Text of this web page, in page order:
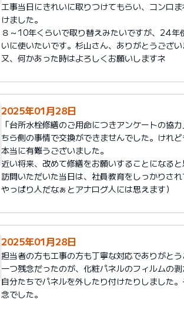
工事当日にきれいに取りつけてもらい、コンロ
けました。
８～10年くらいで取り替えみたいですが、24
いに使いたいです。杉山さん、ありがとうござい
又、何かあった時はよろしくお願いしますネ
2025年01月28日
「台所水栓修繕のご用命につきアンケートの協
ちら側の事情で交換ができませんでした。けれ
本当に有難うございました。
近い将来、改めて修繕をお願いすることになる
訪問いただいた当日は、社員教育をしっかりさ
やっぱり人だなぁとアナログ人には思えます）
2025年01月28日
担当者の方も工事の方も丁寧な対応でありがとう
一つ残念だったのが、化粧パネルのフィルムの
自分たちでパネルを外したり付けたりしました
念でした。